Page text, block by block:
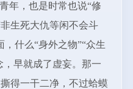
年，也是时常也说“修
生死大仇等闲不会斗
什么“身外之物”“众生
，早就成了虚妄。那一
得一干二净，不过蛤蟆